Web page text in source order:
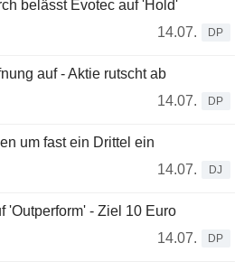
belässt Evotec auf 'Hold'
14.07.
DP
auf - Aktie rutscht ab
14.07.
DP
um fast ein Drittel ein
14.07.
DJ
'Outperform' - Ziel 10 Euro
14.07.
DP